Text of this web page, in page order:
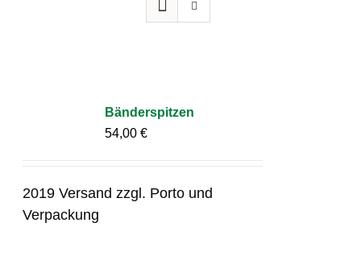
Bänderspitzen
54,00€
2019 Versand zzgl. Porto und
Verpackung